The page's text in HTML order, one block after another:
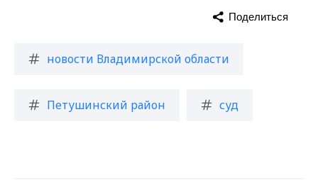
новости Владимирской области
Петушинский район суд
Поделиться